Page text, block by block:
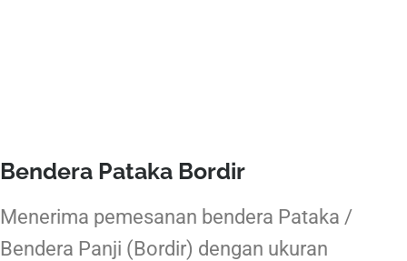
Bendera Pataka Bordir
Menerima pemesanan bendera Pataka /
Bendera Panji (Bordir) dengan ukuran